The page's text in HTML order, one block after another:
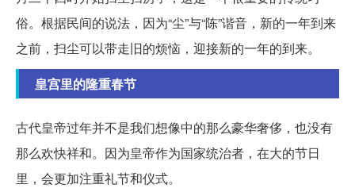
俗。根据民间的说法，因为“尘”与“陈”谐音，新的一年到来
之前，扫尘可以带走旧的烦恼，迎接新的一年的到来。
皇宫里的隆重春节
古代皇帝过年并不是我们想像中的那么豪华奢侈，也没有
那么欢快祥和。因为皇帝作为国家统治者，在大的节日
里，会更加注重礼节和仪式。